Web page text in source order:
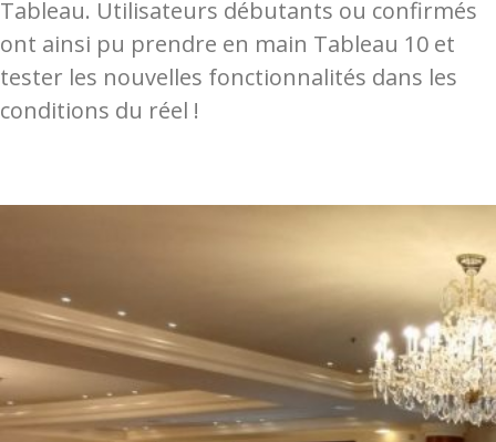
Tableau. Utilisateurs débutants ou confirmés
ont ainsi pu prendre en main Tableau 10 et
tester les nouvelles fonctionnalités dans les
conditions du réel !